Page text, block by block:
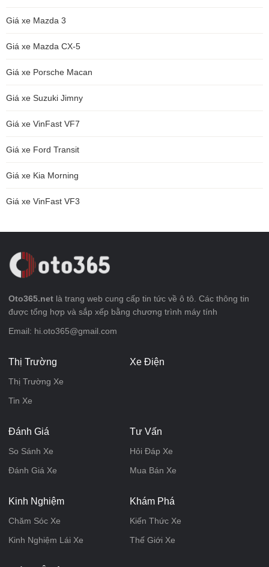
Giá xe Mazda 3
Giá xe Mazda CX-5
Giá xe Porsche Macan
Giá xe Suzuki Jimny
Giá xe VinFast VF7
Giá xe Ford Transit
Giá xe Kia Morning
Giá xe VinFast VF3
Oto365.net là trang web cung cấp tin tức về ô tô. Các thông tin
được tổng hợp và sắp xếp bằng chương trình máy tính
Email: hi.oto365@gmail.com
Thị Trường
Thị Trường Xe
Tin Xe
Xe Điện
Đánh Giá
So Sánh Xe
Đánh Giá Xe
Tư Vấn
Hỏi Đáp Xe
Mua Bán Xe
Kinh Nghiệm
Chăm Sóc Xe
Kinh Nghiệm Lái Xe
Khám Phá
Kiến Thức Xe
Thế Giới Xe